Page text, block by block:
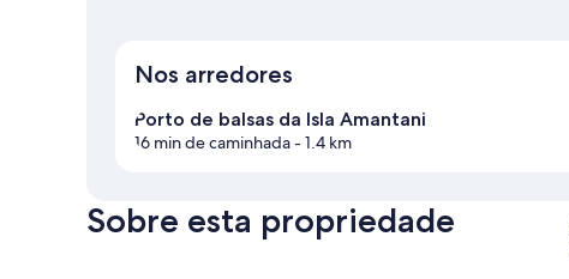
Nos arredores
Porto de balsas da Isla Amantani
16 min de caminhada- 1.4 km
Sobre esta propriedade